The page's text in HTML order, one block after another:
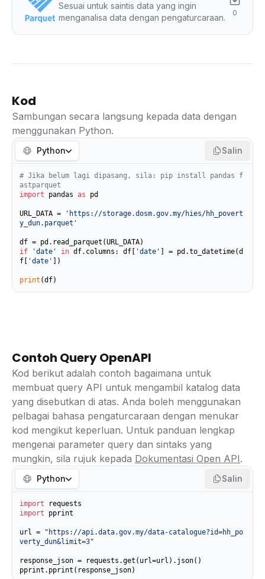
Sesuai untuk saintis data yang ingin
menganalisa data dengan pengaturcaraan.
0
Kod
Sambungan secara langsung kepada data dengan
menggunakan Python.
Python Salin
# Jika belum lagi dipasang, sila: pip install pandas f
astparquet
import pandas as pd
URL_DATA =
'https://storage.dosm.gov.my/hies/hh_povert
y_dun.parquet'
if
'date' in df.columns: df[ 'date'
] = pd.to_datetime(d
f[
'date' ])
print (df)
Contoh Query OpenAPI
Kod berikut adalah contoh bagaimana untuk
membuat query API untuk mengambil katalog data
yang disebutkan di atas. Anda boleh menggunakan
pelbagai bahasa pengaturcaraan dengan menukar
kod mengikut keperluan. Untuk panduan lengkap
mengenai parameter query dan sintaks yang
mungkin, sila rujuk kepada Dokumentasi Open API.
Python Salin
import
import pprint
url =
"https://api.data.gov.my/data-catalogue?id=hh_po
verty_dun&limit=3"
response_json = requests.get(url=url).json()
pprint.pprint(response_json)